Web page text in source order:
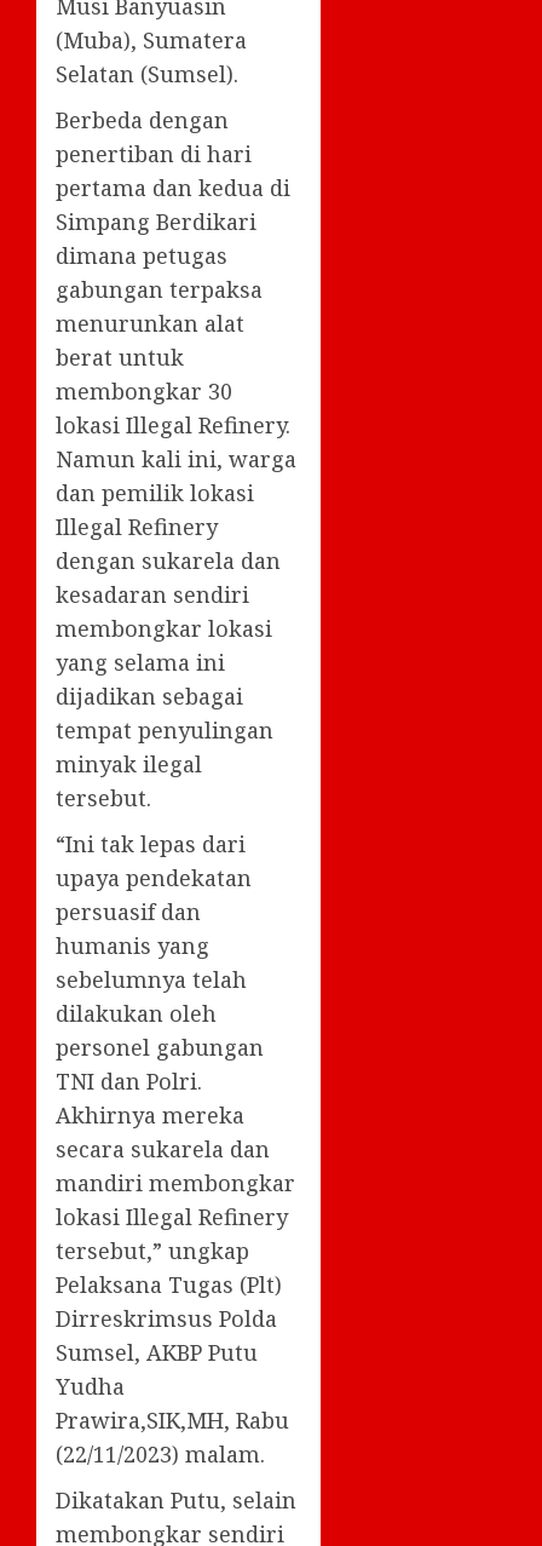
Musi Banyuasin
(Muba), Sumatera
Selatan (Sumsel).
Berbeda dengan
penertiban di hari
pertama dan kedua di
Simpang Berdikari
dimana petugas
gabungan terpaksa
menurunkan alat
berat untuk
membongkar 30
lokasi Illegal Refinery.
Namun kali ini, warga
dan pemilik lokasi
Illegal Refinery
dengan sukarela dan
kesadaran sendiri
membongkar lokasi
yang selama ini
dijadikan sebagai
tempat penyulingan
minyak ilegal
tersebut.
“Ini tak lepas dari
upaya pendekatan
persuasif dan
humanis yang
sebelumnya telah
dilakukan oleh
personel gabungan
TNI dan Polri.
Akhirnya mereka
secara sukarela dan
mandiri membongkar
lokasi Illegal Refinery
tersebut,” ungkap
Pelaksana Tugas (Plt)
Dirreskrimsus Polda
Sumsel, AKBP Putu
Yudha
Prawira,SIK,MH, Rabu
(22/11/2023) malam.
Dikatakan Putu, selain
membongkar sendiri